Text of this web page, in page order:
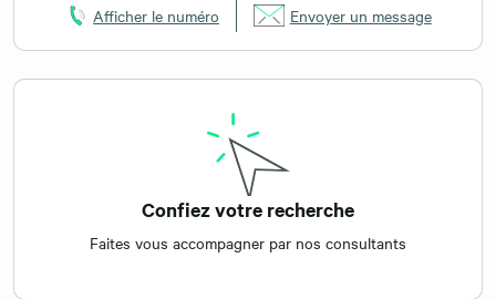
Afficher le numéro Envoyer un message
Confiez votre recherche
Faites vous accompagner par nos consultants